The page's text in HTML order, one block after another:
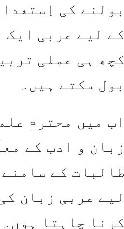
بولنے کی
کے لیے عربی ایک
کچھ ہی عملی
بول سکتے ہیں۔
اب میں محترم
زبان و ادب کے
طالبات کے
لیے عربی زبان
کرنا چاہتا ہوں۔